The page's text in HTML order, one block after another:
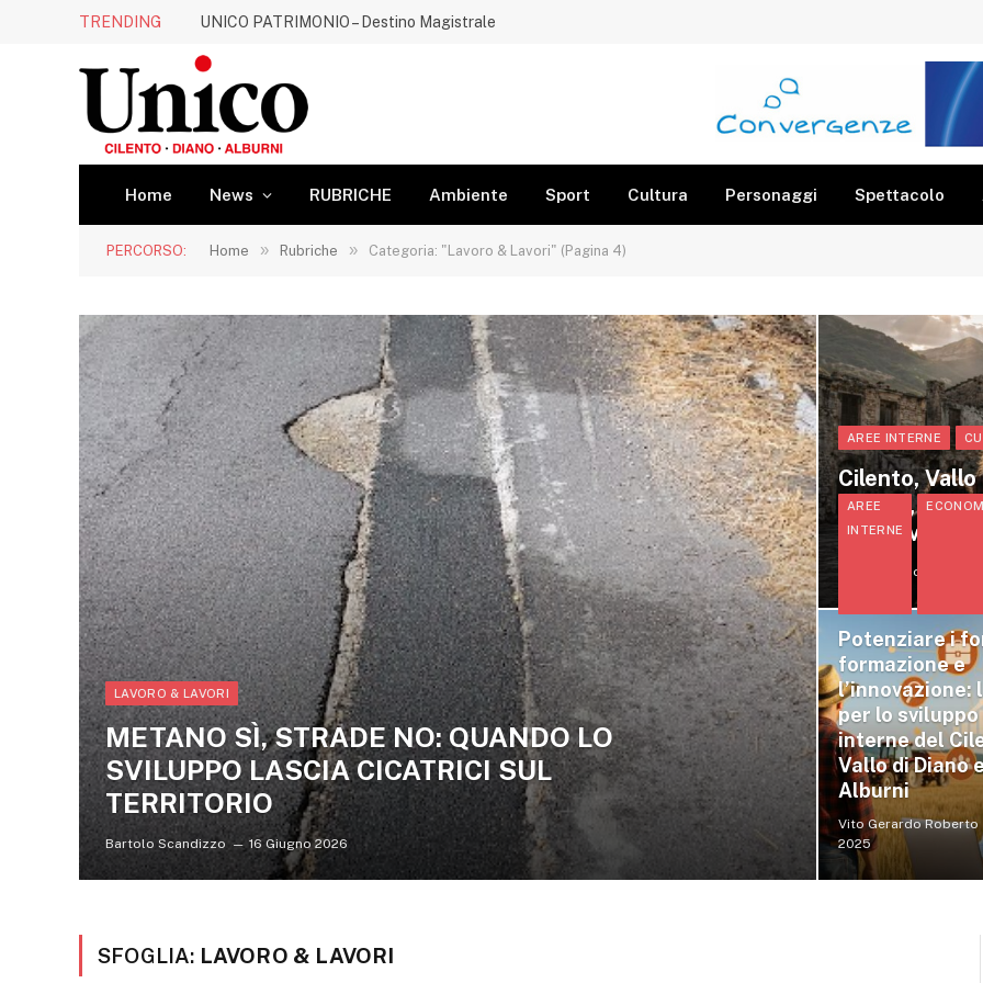
TRENDING UNICO PATRIMONIO – Destino Magistrale
Home News RUBRICHE Ambiente Sport Cultura Personaggi Spettacolo
PERCORSO: Home » Rubriche » Categoria: "Lavoro & Lavori" (Pagina 4)
LAVORO & LAVORI
METANO SÌ, STRADE NO: QUANDO LO
SVILUPPO LASCIA CICATRICI SUL
TERRITORIO
Bartolo Scandizzo 16 Giugno 2026
AREE INTERNE
Cilento,
avanza, il
per salvare i
Vito Gerardo Roberto
AREE
INTERNE
Potenziare i
formazione e
l’innovazione:
per lo
interne del
Vallo di Diano
Alburni
Vito Gerardo Roberto
2025
SFOGLIA: LAVORO & LAVORI